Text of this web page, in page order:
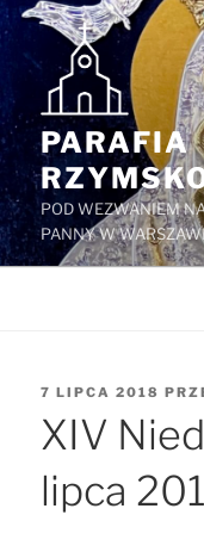
Przejdź
treści
PARAFIA
POD WEZWANIEM
PANNY W
OPUBLIKOWANE
7 LIPCA 2018
XIV
lipca